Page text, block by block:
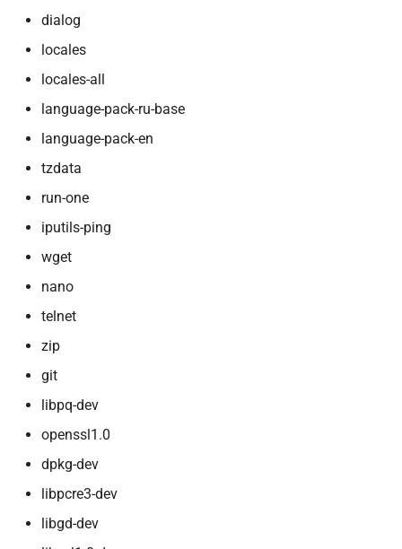
dialog
locales
locales-all
language-pack-ru-base
language-pack-en
tzdata
run-one
iputils-ping
wget
nano
telnet
zip
git
libpq-dev
openssl1.0
dpkg-dev
libpcre3-dev
libgd-dev